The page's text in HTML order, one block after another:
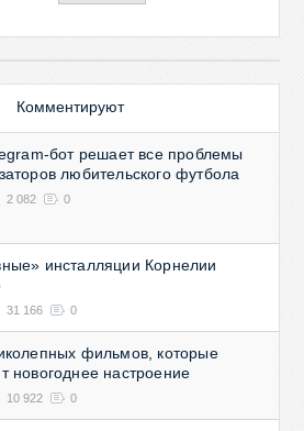
Комментируют
бот решает все проблемы
любительского футбола
2 082 0
инсталляции Корнелии
31 166 0
фильмов, которые
новогоднее настроение
10 922 0